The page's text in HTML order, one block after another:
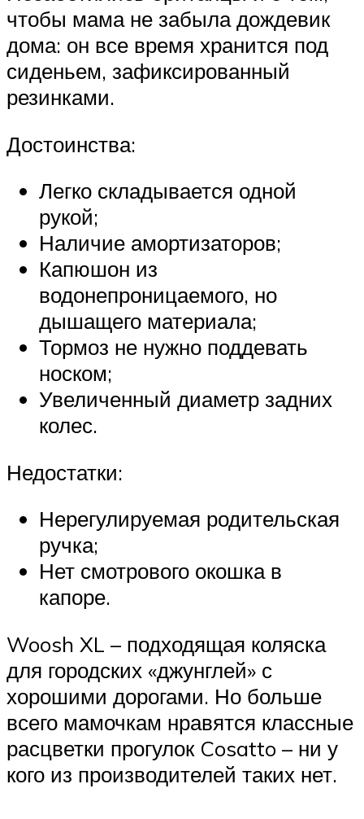
чтобы мама не забыла дождевик
дома: он все время хранится под
сиденьем, зафиксированный
резинками.
Достоинства:
Легко складывается одной
рукой;
Наличие амортизаторов;
Капюшон из
водонепроницаемого, но
дышащего материала;
Тормоз не нужно поддевать
носком;
Увеличенный диаметр задних
колес.
Недостатки:
Нерегулируемая родительская
ручка;
Нет смотрового окошка в
капоре.
Woosh XL – подходящая коляска
для городских «джунглей» с
хорошими дорогами. Но больше
всего мамочкам нравятся классные
расцветки прогулок Cosatto – ни у
кого из производителей таких нет.